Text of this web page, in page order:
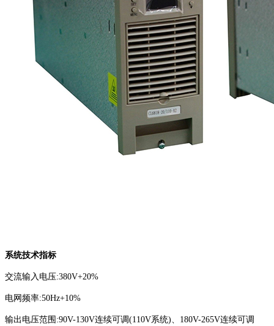
系统技术指标
交流输入电压:380V+20%
电网频率:50Hz+10%
输出电压范围:90V-130V连续可调(110V系统)、180V-265V连续可调